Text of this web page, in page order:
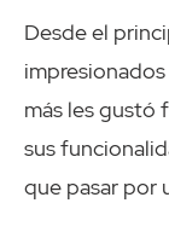
Desde el
impresionados
más les gustó
sus
que pasar por